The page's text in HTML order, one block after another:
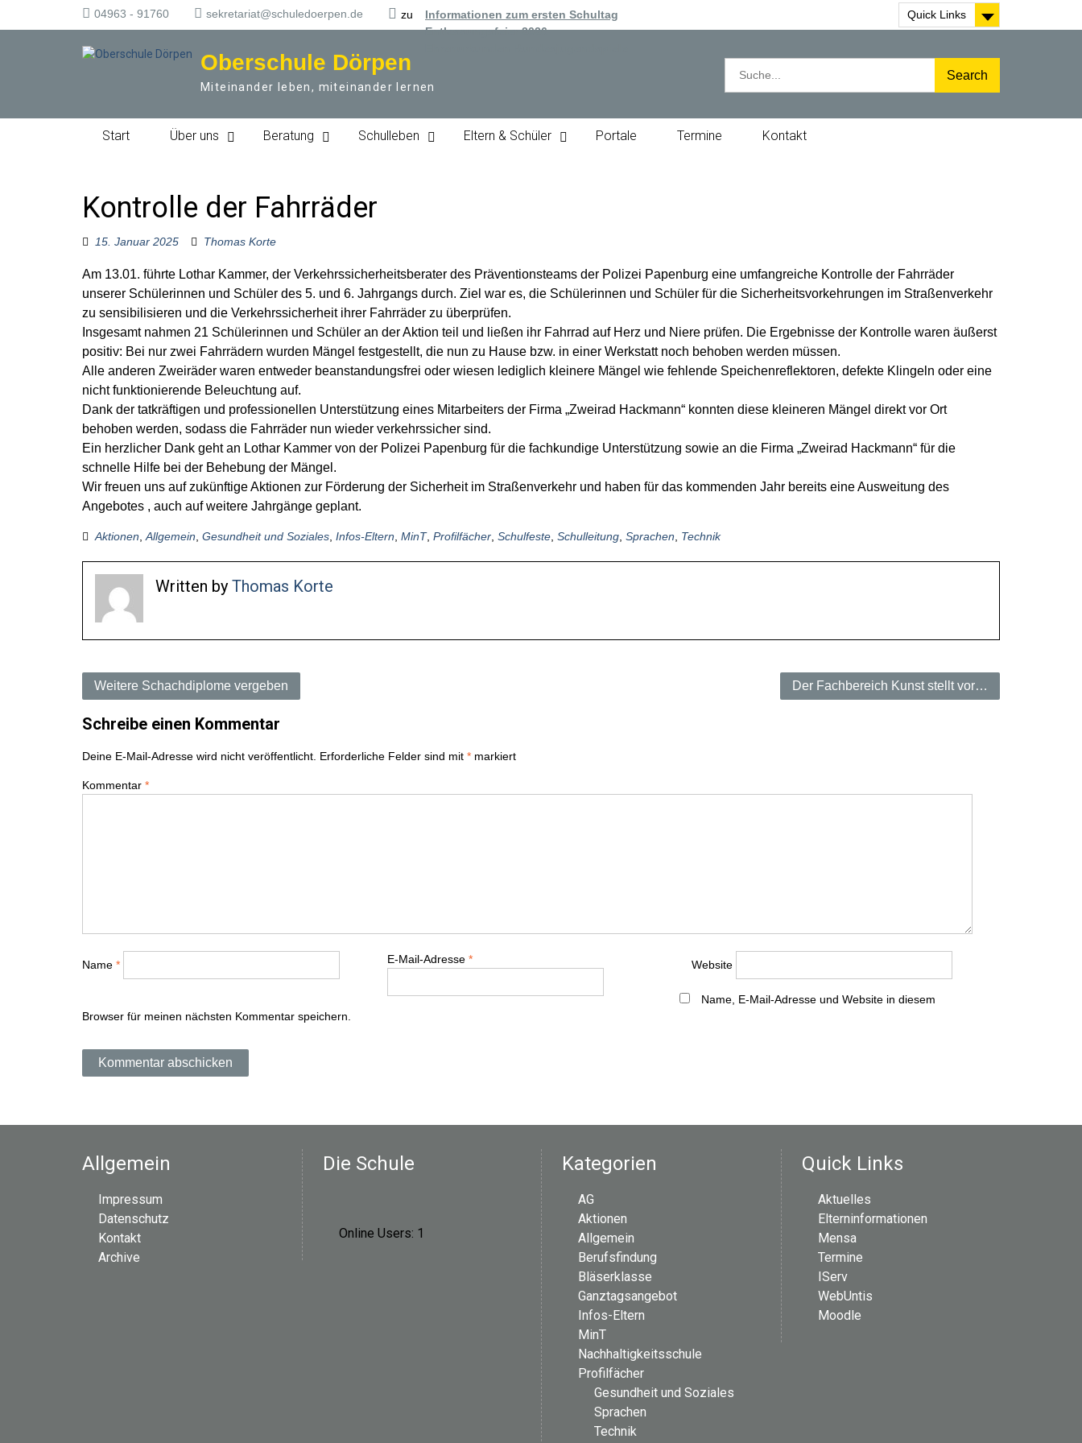
04963 - 91760 sekretariat@schuledoerpen.de zu
Informationen zum ersten Schultag
Entlassungsfeier 2026
Quick Links
Oberschule Dörpen
Miteinander leben, miteinander lernen
r
Start Über uns Beratung Schulleben Eltern & Schüler Portale Termine Kontakt
Kontrolle der Fahrräder
15. Januar 2025 Thomas Korte
Am 13.01. führte Lothar Kammer, der Verkehrssicherheitsberater des Präventionsteams der Polizei Papenburg eine umfangreiche Kontrolle der Fahrräder
unserer Schülerinnen und Schüler des 5. und 6. Jahrgangs durch. Ziel war es, die Schülerinnen und Schüler für die Sicherheitsvorkehrungen im Straßenverkehr
zu sensibilisieren und die Verkehrssicherheit ihrer Fahrräder zu überprüfen.
Insgesamt nahmen 21 Schülerinnen und Schüler an der Aktion teil und ließen ihr Fahrrad auf Herz und Niere prüfen. Die Ergebnisse der Kontrolle waren äußerst
positiv: Bei nur zwei Fahrrädern wurden Mängel festgestellt, die nun zu Hause bzw. in einer Werkstatt noch behoben werden müssen.
Alle anderen Zweiräder waren entweder beanstandungsfrei oder wiesen lediglich kleinere Mängel wie fehlende Speichenreflektoren, defekte Klingeln oder eine
nicht funktionierende Beleuchtung auf.
Dank der tatkräftigen und professionellen Unterstützung eines Mitarbeiters der Firma „Zweirad Hackmann“ konnten diese kleineren Mängel direkt vor Ort
behoben werden, sodass die Fahrräder nun wieder verkehrssicher sind.
Ein herzlicher Dank geht an Lothar Kammer von der Polizei Papenburg für die fachkundige Unterstützung sowie an die Firma „Zweirad Hackmann“ für die
schnelle Hilfe bei der Behebung der Mängel.
Wir freuen uns auf zukünftige Aktionen zur Förderung der Sicherheit im Straßenverkehr und haben für das kommenden Jahr bereits eine Ausweitung des
Angebotes , auch auf weitere Jahrgänge geplant.
Aktionen Allgemein Gesundheit und Soziales Infos-Eltern MinT, Profilfächer Schulfeste Schulleitung Sprachen Technik
Written by Thomas Korte
B
e
i
t
n
v
a
t
Weitere Schachdiplome vergeben Der Fachbereich Kunst stellt vor…
Schreibe einen Kommentar
Deine E-Mail-Adresse wird nicht veröffentlicht. Erforderliche Felder sind mit * markiert
Kommentar *
Name * E-Mail-Adresse * Website
Name, E-Mail-Adresse und Website in diesem
Browser für meinen nächsten Kommentar speichern.
Allgemein
Impressum
Datenschutz
Kontakt
Archive
Die Schule
Online Users: 1
Kategorien
AG
Aktionen
Allgemein
Berufsfindung
Bläserklasse
Ganztagsangebot
Infos-Eltern
MinT
Nachhaltigkeitsschule
Profilfächer
Gesundheit und Soziales
Sprachen
Technik
Quick Links
Aktuelles
Elterninformationen
Mensa
Termine
IServ
WebUntis
Moodle